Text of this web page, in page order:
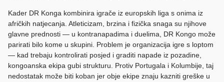
Kader DR Konga kombinira igrače iz europskih liga s onima iz
afričkih natjecanja. Atleticizam, brzina i fizička snaga su njihove
glavne prednosti — u kontranapadima i duelima, DR Kongo može
parirati bilo kome u skupini. Problem je organizacija igre s loptom
— kad trebaju kontrolirati posjed i graditi napade iz pozadine,
kongoanska ekipa gubi strukturu. Protiv Portugala i Kolumbije, taj
nedostatak može biti koban jer obje ekipe znaju kazniti greške u